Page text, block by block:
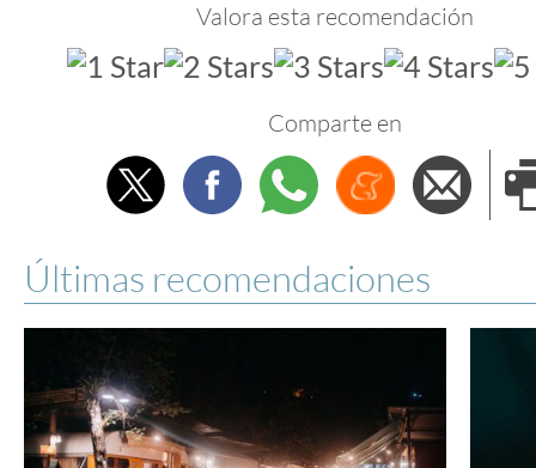
Valora esta recomendación
Comparte en
TwitterFacebookWhatsappMenéame
Últimas recomendaciones